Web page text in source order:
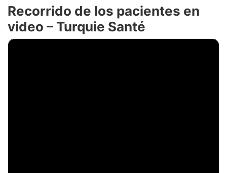
Recorrido de los pacientes en
video – Turquie Santé